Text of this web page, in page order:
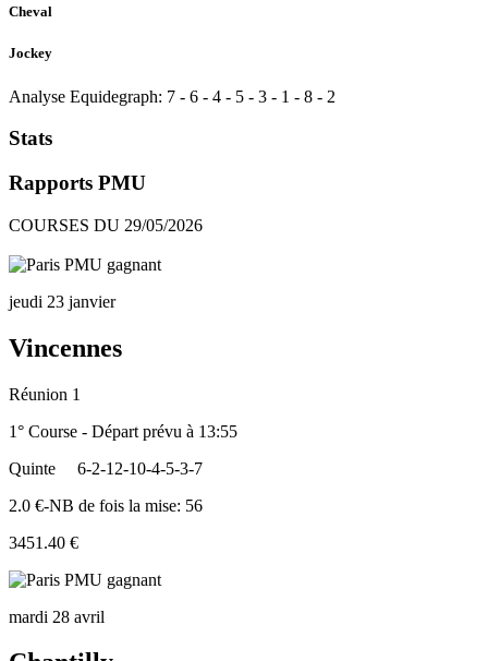
Cheval
Jockey
Analyse Equidegraph: 7 - 6 - 4 - 5 - 3 - 1 - 8 - 2
Stats
Rapports PMU
COURSES DU 29/05/2026
jeudi 23 janvier
Vincennes
Réunion 1
1° Course - Départ prévu à 13:55
Quinte
6-2-12-10-4-5-3-7
2.0 €-NB de fois la mise: 56
3451.40 €
mardi 28 avril